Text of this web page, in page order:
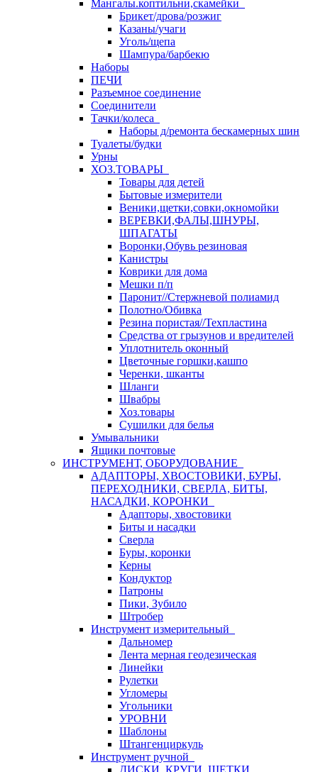
Мангалы.коптильни,скамейки
Брикет/дрова/розжиг
Казаны/учаги
Уголь/щепа
Шампура/барбекю
Наборы
ПЕЧИ
Разъемное соединение
Соединители
Тачки/колеса
Наборы д/ремонта бескамерных шин
Туалеты/будки
Урны
ХОЗ.ТОВАРЫ
Товары для детей
Бытовые измерители
Веники,щетки,совки,окномойки
ВЕРЕВКИ,ФАЛЫ,ШНУРЫ,
ШПАГАТЫ
Воронки,Обувь резиновая
Канистры
Коврики для дома
Мешки п/п
Паронит//Стержневой полиамид
Полотно/Обивка
Резина пористая//Техпластина
Средства от грызунов и вредителей
Уплотнитель оконный
Цветочные горшки,кашпо
Черенки, шканты
Шланги
Швабры
Хоз.товары
Сушилки для белья
Умывальники
Ящики почтовые
ИНСТРУМЕНТ, ОБОРУДОВАНИЕ
АДАПТОРЫ, ХВОСТОВИКИ, БУРЫ,
ПЕРЕХОДНИКИ, СВЕРЛА, БИТЫ,
НАСАДКИ, КОРОНКИ
Адапторы, хвостовики
Биты и насадки
Сверла
Буры, коронки
Керны
Кондуктор
Патроны
Пики, Зубило
Штробер
Инструмент измерительный
Дальномер
Лента мерная геодезическая
Линейки
Рулетки
Угломеры
Угольники
УРОВНИ
Шаблоны
Штангенциркуль
Инструмент ручной
ДИСКИ, КРУГИ, ЩЕТКИ